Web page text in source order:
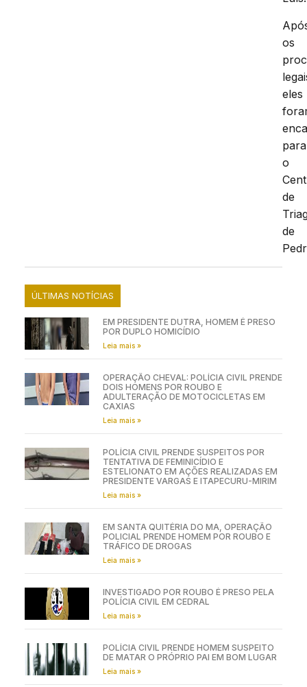
os
eles
para
o
de
de
ÚLTIMAS NOTÍCIAS
EM PRESIDENTE DUTRA, HOMEM É PRESO
POR DUPLO HOMICÍDIO
Leia mais »
OPERAÇÃO CHEVAL: POLÍCIA CIVIL PRENDE
DOIS HOMENS POR ROUBO E
ADULTERAÇÃO DE MOTOCICLETAS EM
CAXIAS
Leia mais »
POLÍCIA CIVIL PRENDE SUSPEITOS POR
TENTATIVA DE FEMINICÍDIO E
ESTELIONATO EM AÇÕES REALIZADAS EM
PRESIDENTE VARGAS E ITAPECURU-MIRIM
Leia mais »
EM SANTA QUITÉRIA DO MA, OPERAÇÃO
POLICIAL PRENDE HOMEM POR ROUBO E
TRÁFICO DE DROGAS
Leia mais »
INVESTIGADO POR ROUBO É PRESO PELA
POLÍCIA CIVIL EM CEDRAL
Leia mais »
POLÍCIA CIVIL PRENDE HOMEM SUSPEITO
DE MATAR O PRÓPRIO PAI EM BOM LUGAR
Leia mais »